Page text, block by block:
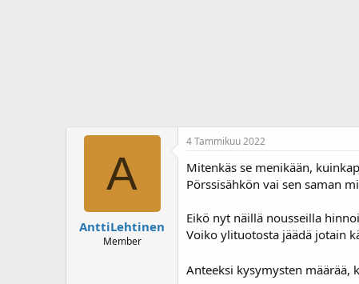
A
AnttiLehtinen
Member
4 Tammikuu 2022
Mitenkäs se menikään,
Pörssisähkön vai sen saman
Eikö nyt näillä nousseilla
Voiko ylituotosta jäädä jotain
Anteeksi kysymysten määrää,